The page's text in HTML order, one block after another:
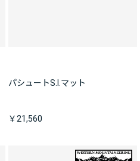
パシュートS.I.マット
￥21,560